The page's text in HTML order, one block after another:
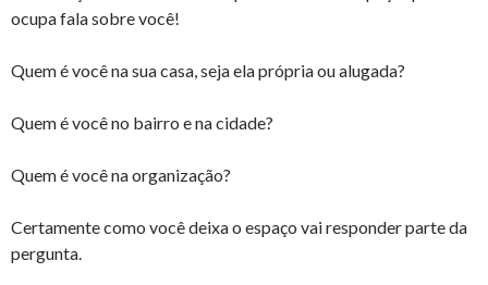
ocupa fala sobre você!
Quem é você na sua casa, seja ela própria ou alugada?
Quem é você no bairro e na cidade?
Quem é você na organização?
Certamente como você deixa o espaço vai responder parte da
pergunta.